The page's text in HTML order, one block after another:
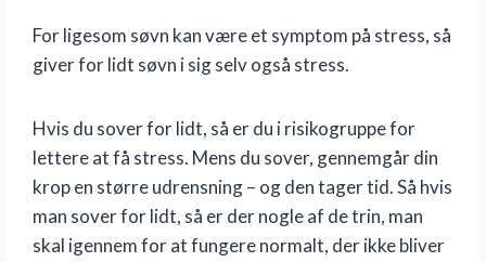
For ligesom søvn kan være et symptom på stress, så
giver for lidt søvn i sig selv også stress.
Hvis du sover for lidt, så er du i risikogruppe for
lettere at få stress. Mens du sover, gennemgår din
krop en større udrensning – og den tager tid. Så hvis
man sover for lidt, så er der nogle af de trin, man
skal igennem for at fungere normalt, der ikke bliver